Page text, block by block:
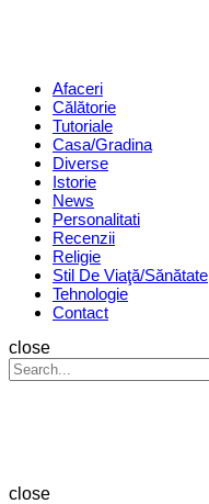
Menu Afaceri
Călătorie
Tutoriale
Casa/Gradina
Diverse
Istorie
News
Personalitati
Recenzii
Religie
Stil De Viaţă/Sănătate
Tehnologie
Contact
Search
close
Search
for:
close